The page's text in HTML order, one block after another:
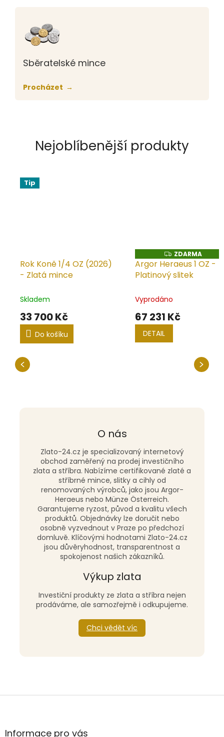
Sběratelské mince
Procházet
Nejoblíbenější produkty
Tip
Rok Koně 1/4 OZ (2026)
- Zlatá mince
Skladem
33 700 Kč
Do košíku
Z
D
A
R
ZDARMA
Argor Heraeus 1 OZ -
Platinový slitek
Vyprodáno
67 231 Kč
DETAIL
O nás
Zlato-24.cz je specializovaný internetový
obchod zaměřený na prodej investičního
zlata a stříbra. Nabízíme certifikované zlaté a
stříbrné mince, slitky a cihly od
renomovaných výrobců, jako jsou Argor-
Heraeus nebo Münze Österreich.
Garantujeme ryzost, původ a kvalitu všech
produktů. Objednávky lze doručit nebo
osobně vyzvednout v Praze po předchozí
domluvě. Klíčovými hodnotami Zlato-24.cz
jsou důvěryhodnost, transparentnost a
spokojenost našich zákazníků.
Výkup zlata
Investiční produkty ze zlata a stříbra nejen
prodáváme, ale samozřejmě i odkupujeme.
Chci vědět víc
Z
aInformace pro vás